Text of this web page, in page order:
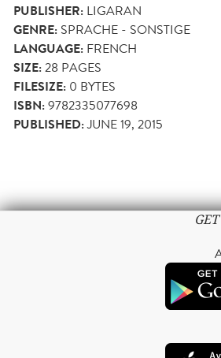
PUBLISHER: LIGARAN
GENRE: SPRACHE - SONSTIGE
LANGUAGE: FRENCH
SIZE:28 PAGES
FILESIZE: 0 BYTES
ISBN:9782335077698
PUBLISHED:JUNE 19, 2015